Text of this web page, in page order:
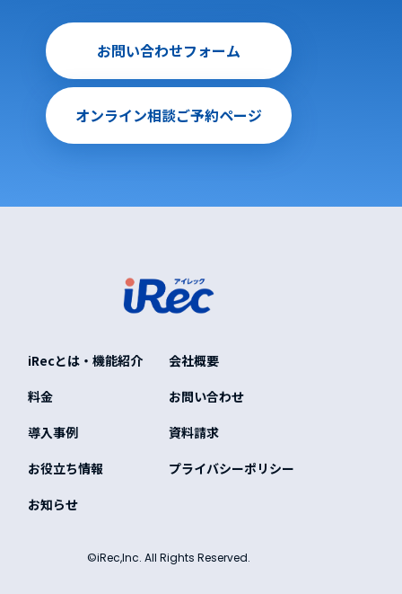
お問い合わせフォーム
オンライン相談ご予約ページ
©iRec,Inc. All Rights Reserved.
iRecとは・機能紹介
料金
導入事例
お役立ち情報
お知らせ
会社概要
お問い合わせ
資料請求
プライバシーポリシー